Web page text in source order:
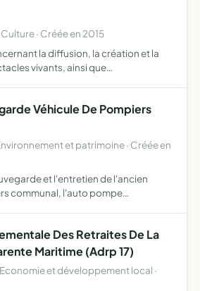
· Créée en 2015
la diffusion, la création et la
vivants, ainsi que
Véhicule De Pompiers
et patrimoine · Créée en
et l'entretien de l'ancien
communal, l'auto pompe
Des Retraites De La
Maritime (Adrp 17)
Economie et développement local ·